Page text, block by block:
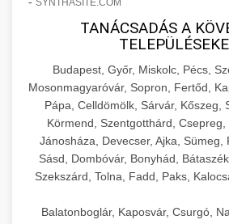
hőmérséklet-
chef-
kereskedelmi
Professzionális hűtőegységek
kereskedelmi konyhák
Energiahatékony hűtési
kapacitással.
chef-
kereskedelmi
💧 26. Ipari
Kereskedelmi
forgalmú éttermi
ciklusok fertőtlenítési
chef-
kereskedelmi
🧀 27. Ipari Sajtreszelő
Ipari sajtreszelők és
élelmiszer-előkészítéshez.
méretek különböző
🍳 28.
SYNTHASITE.COM
TANÁCSADÁS A
Budapest, Győr, Miskolc, Pécs,
Mosonmagyaróvár, Sopron, Fertőd,
Pápa, Celldömölk, Sárvár, Kőszeg,
Körmend, Szentgotthárd, Csepreg,
Jánosháza, Devecser, Ajka, Sümeg,
Sásd, Dombóvár, Bonyhád,
Szekszárd, Tolna, Fadd, Paks,
Balatonboglár, Kaposvár, Csurgó,